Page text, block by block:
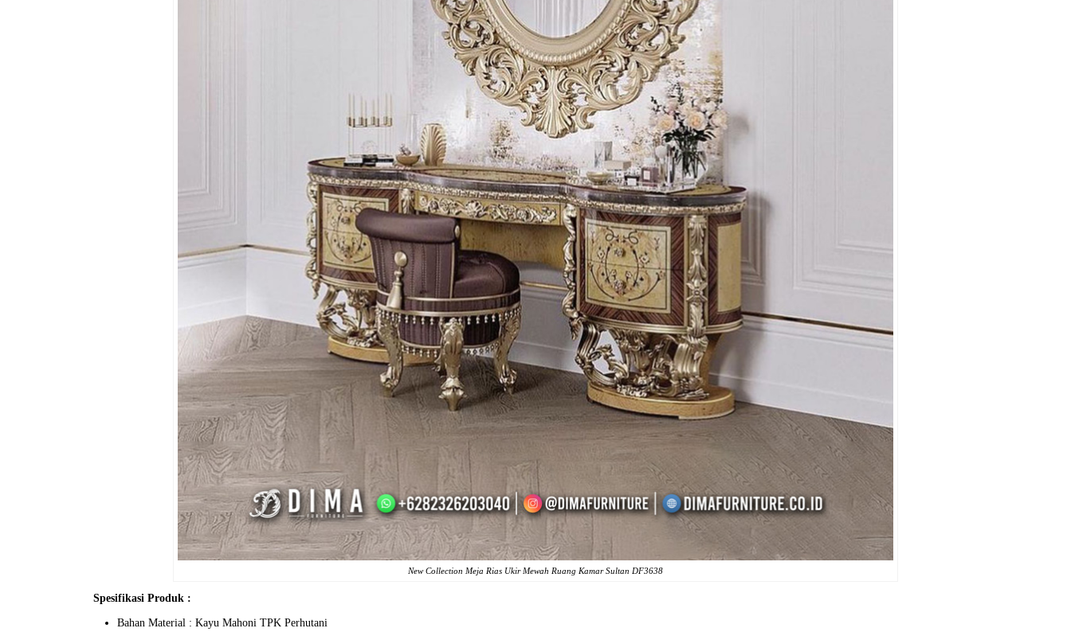
New Collection Meja Rias Ukir Mewah Ruang Kamar Sultan DF3638
Spesifikasi Produk :
Bahan Material : Kayu Mahoni TPK Perhutani